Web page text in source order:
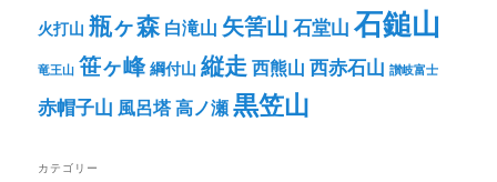
火打山 瓶ヶ森 白滝山 矢筈山 石堂山 石鎚山
竜王山 笹ヶ峰 綱付山 縦走 西熊山 西赤石山 讃岐富士
赤帽子山 風呂塔高ノ瀬黒笠山
カテゴリー